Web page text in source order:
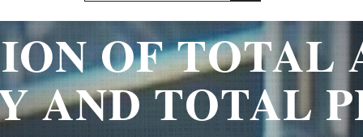
OF TOTAL
AND TOTAL